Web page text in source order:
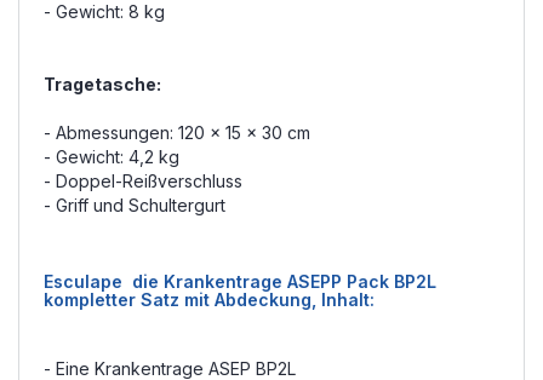
- Gewicht: 8 kg
Tragetasche:
- Abmessungen: 120 x 15 x 30 cm
- Gewicht: 4,2 kg
- Doppel-Reißverschluss
- Griff und Schultergurt
Esculape die Krankentrage ASEPP Pack BP2L
kompletter Satz mit Abdeckung, Inhalt:
- Eine Krankentrage ASEP BP2L